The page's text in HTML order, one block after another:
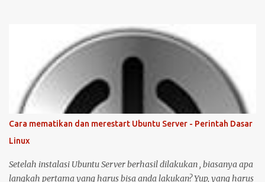
open source seperti Ubuntu . Langsung saja saya mulai langkah-
langkah untuk instalasi printer HP 1515 di Ubuntu desktop . Cara
ini bisa juga digunakan untuk merk printer lainnya, hanya saja
saya tidak bisa menjamin ketersediaan driver untuk sistem
operasi Linux ( Ubuntu ). Oh iya, saran saya, saat melakukan
instalasi dan setting printer, lebih baik komputer Ubuntu anda
terkoneksi dengan internet, berikut langkah-langkahnya: Colokin
keduanya. Kemudian klik logo unity di pojok kiri atas, kemudian
ketik printer, untuk masuk ke menu setting pr...
Cara mematikan dan merestart Ubuntu Server - Perintah Dasar
Linux
Setelah instalasi Ubuntu Server berhasil dilakukan , biasanya apa
langkah pertama yang harus bisa anda lakukan? Yup, yang harus